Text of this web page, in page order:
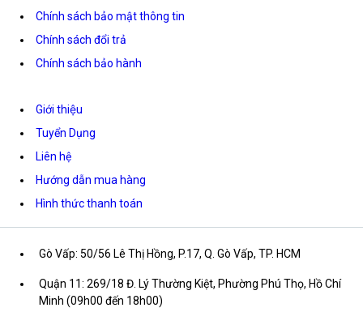
Chính sách bảo mật thông tin
Chính sách đổi trả
Chính sách bảo hành
Giới thiệu
Tuyển Dụng
Liên hệ
Hướng dẫn mua hàng
Hình thức thanh toán
Gò Vấp: 50/56 Lê Thị Hồng, P.17, Q. Gò Vấp, TP. HCM
Quận 11: 269/18 Đ. Lý Thường Kiệt, Phường Phú Thọ, Hồ Chí
Minh (09h00 đến 18h00)